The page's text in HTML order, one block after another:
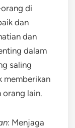
di
dan
dan
dalam
saling
memberikan
lain.
: Menjaga